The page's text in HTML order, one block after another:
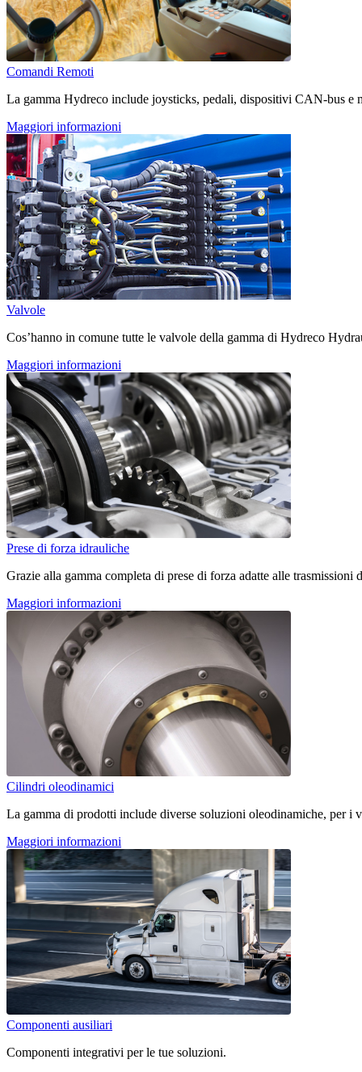
Comandi Remoti
La gamma Hydreco include joysticks, pedali, dispositivi CAN-bus e
Maggiori informazioni
Valvole
Cos’hanno in comune tutte le valvole della gamma di Hydreco
Maggiori informazioni
Prese di forza idrauliche
Grazie alla gamma completa di prese di forza adatte alle
Maggiori informazioni
Cilindri oleodinamici
La gamma di prodotti include diverse soluzioni oleodinamiche, per i
Maggiori informazioni
Componenti ausiliari
Componenti integrativi per le tue soluzioni.